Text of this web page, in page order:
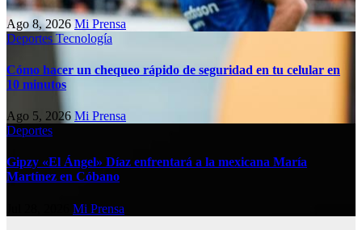
Ago 8, 2026 Mi Prensa
Deportes Tecnología
Cómo hacer un chequeo rápido de seguridad en tu celular en
10 minutos
Ago 5, 2026 Mi Prensa
Deportes
Gipzy «El Ángel» Díaz enfrentará a la mexicana María
Martínez en Cóbano
Mi Prensa